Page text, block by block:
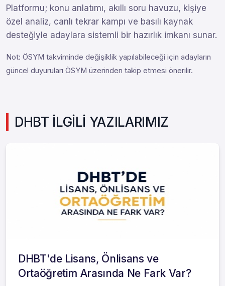
Platformu; konu anlatımı, akıllı soru havuzu, kişiye
özel analiz, canlı tekrar kampı ve basılı kaynak
desteğiyle adaylara sistemli bir hazırlık imkanı sunar.
Not: ÖSYM takviminde değişiklik yapılabileceği için adayların
güncel duyuruları ÖSYM üzerinden takip etmesi önerilir.
DHBT İLGİLİ YAZILARIMIZ
DHBT'de Lisans, Önlisans ve
Ortaöğretim Arasında Ne Fark Var?